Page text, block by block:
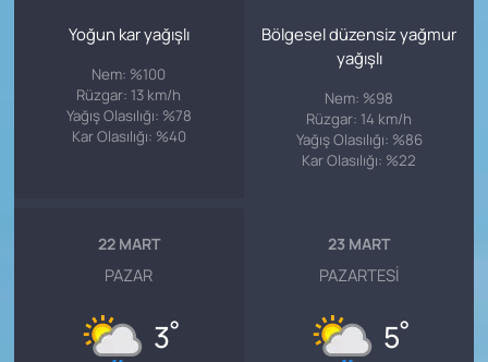
Yoğun kar yağışlı
Nem: %100
Rüzgar: 13 km/h
Yağış Olasılığı: %78
Kar Olasılığı: %40
Bölgesel düzensiz yağmur
yağışlı
Nem: %98
Rüzgar: 14 km/h
Yağış Olasılığı: %86
Kar Olasılığı: %22
22 MART
PAZAR
3°
23 MART
PAZARTESI
5°